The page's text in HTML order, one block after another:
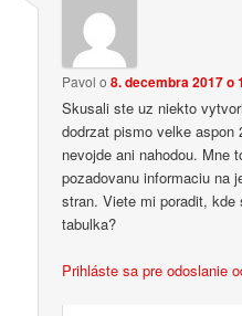
Pavol o8. decembra 2017 o
Skusali ste uz niekto
dodrzat pismo velke aspon
nevojde ani nahodou. Mne
pozadovanu informaciu na
stran. Viete mi poradit,
tabulka?
Prihláste sa pre odoslanie